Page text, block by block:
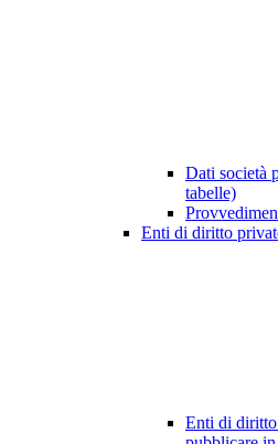
Dati società
tabelle)
Enti di diritto
Enti di